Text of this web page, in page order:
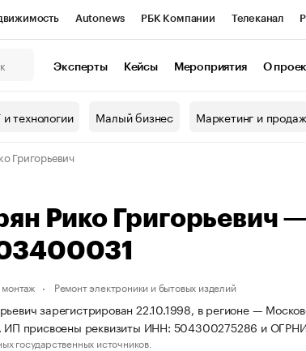
Autonews РБК Компании Телеканал
Эксперты Кейсы Мероприятия О
и технологии Малый бизнес Маркетинг и
Григорьевич
Рико Григорьевич
Ремонт электроники и бытовых изделий
зарегистрирован 22.10.1998, в регионе —
ИП присвоены реквизиты ИНН: 504300275286 и
государственных источников.